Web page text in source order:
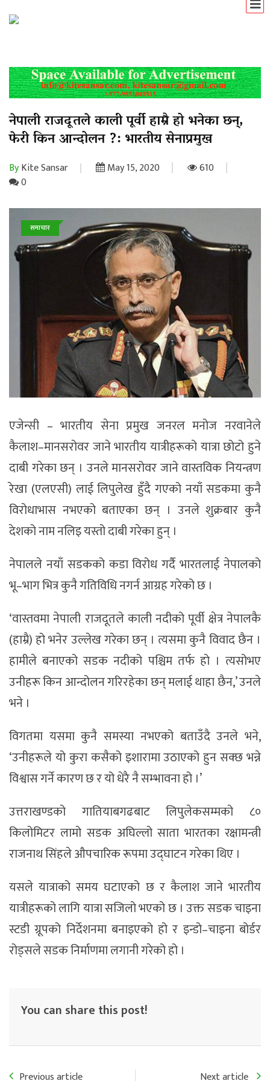
नेपाली राजदूतले काली पूर्वी हाम्रै हो भनेका छन्,
फेरी किन आन्दोलन ?: भारतीय सेनाप्रमुख
ByKite Sansar May 15, 2020
610
0
समाचार
एजेन्सी – भारतीय सेना प्रमुख जनरल मनोज नरवानेले
कैलाश–मानसरोवर जाने भारतीय यात्रीहरूको यात्रा छोटो हुने
दाबी गरेका छन् । उनले मानसरोवर जाने वास्तविक नियन्त्रण
रेखा (एलएसी) लाई लिपुलेख हुँदै गएको नयाँ सडकमा कुनै
विरोधाभास नभएको बताएका छन् । उनले शुक्रबार कुनै
देशको नाम नलिइ यस्तो दाबी गरेका हुन् ।
नेपालले नयाँ सडकको कडा विरोध गर्दै भारतलाई नेपालको
भू–भाग भित्र कुनै गतिविधि नगर्न आग्रह गरेको छ ।
‘वास्तवमा नेपाली राजदूतले काली नदीको पूर्वी क्षेत्र नेपालकै
(हाम्रै) हो भनेर उल्लेख गरेका छन् । त्यसमा कुनै विवाद छैन ।
हामीले बनाएको सडक नदीको पश्चिम तर्फ हो । त्यसोभए
उनीहरू किन आन्दोलन गरिरहेका छन् मलाई थाहा छैन,’ उनले
भने ।
विगतमा यसमा कुनै समस्या नभएको बताउँदै उनले भने,
‘उनीहरूले यो कुरा कसैको इशारामा उठाएको हुन सक्छ भन्ने
विश्वास गर्ने कारण छ र यो धेरै नै सम्भावना हो ।’
उत्तराखण्डको गातियाबगढबाट लिपुलेकसम्मको ८०
किलोमिटर लामो सडक अघिल्लो साता भारतका रक्षामन्त्री
राजनाथ सिंहले औपचारिक रूपमा उद्घाटन गरेका थिए ।
यसले यात्राको समय घटाएको छ र कैलाश जाने भारतीय
यात्रीहरूको लागि यात्रा सजिलो भएको छ । उक्त सडक चाइना
स्टडी ग्रूपको निर्देशनमा बनाइएको हो र इन्डो–चाइना बोर्डर
रोड्सले सडक निर्माणमा लगानी गरेको हो ।
You can share this post!
Previous article Next article